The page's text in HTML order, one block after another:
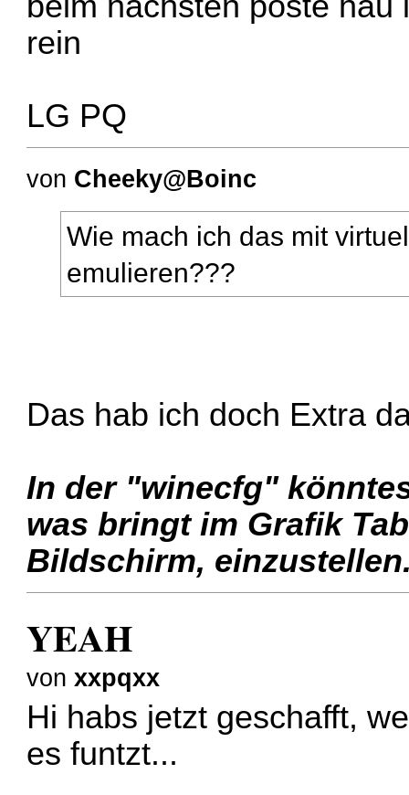
rein
LG PQ
von Cheeky@Boinc
Wie mach ich das mit
emulieren???
Das hab ich doch Extra
In der "winecfg"
was bringt im Grafik
Bildschirm,
YEAH
vonxxpqxx
Hi habs jetzt geschafft,
es funtzt...